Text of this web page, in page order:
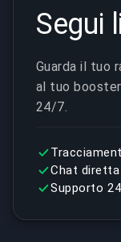
Segui
Guarda il tuo
al tuo
24/7.
Chat
Supporto